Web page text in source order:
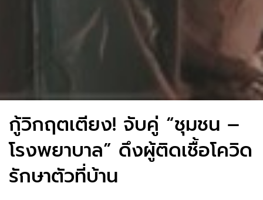
กู้วิกฤตเตียง! จับคู่ “ชุมชน –
โรงพยาบาล” ดึงผู้ติดเชื้อโควิด
รักษาตัวที่บ้าน